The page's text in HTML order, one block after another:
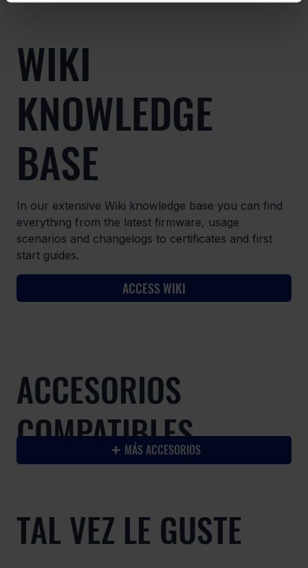
WIKI
KNOWLEDGE
BASE
In our extensive Wiki knowledge base you can find
everything from the latest firmware, usage
scenarios and changelogs to certificates and first
start guides.
ACCESS WIKI
ACCESORIOS
COMPATIBLES
MÁS ACCESORIOS
TAL VEZ LE GUSTE